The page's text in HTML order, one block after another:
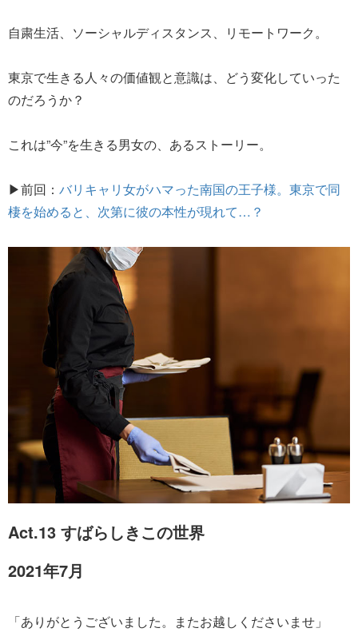
自粛生活、ソーシャルディスタンス、リモートワーク。
東京で生きる人々の価値観と意識は、どう変化していった
のだろうか？
これは”今”を生きる男女の、あるストーリー。
▶前回： バリキャリ女がハマった南国の王子様。東京で同
棲を始めると、次第に彼の本性が現れて…？
Act.13 すばらしきこの世界
2021年7月
「ありがとうございました。またお越しくださいませ」